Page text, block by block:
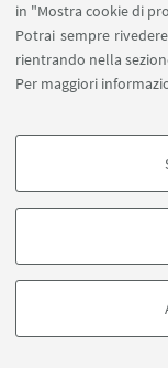
in "Mostra cookie di
Potrai sempre
rientrando nella
Per maggiori
COOKIE DI
degli utenti, creare
di marketing.
Google/Youtube
Seguici
©Copyright 2026 -